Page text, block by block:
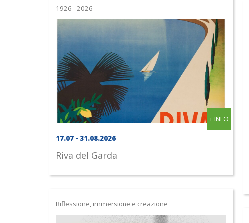
1926 - 2026
+ INFO
17.07 - 31.08.2026
Riva del Garda
Riflessione, immersione e creazione